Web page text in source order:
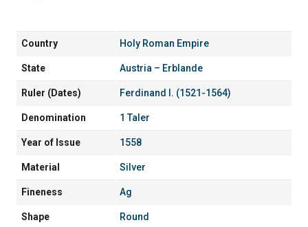
Country Holy Roman Empire
State Austria – Erblande
Ruler (Dates) Ferdinand I. (1521-1564)
Denomination 1 Taler
Year of Issue 1558
Material Silver
Fineness Ag
Shape Round